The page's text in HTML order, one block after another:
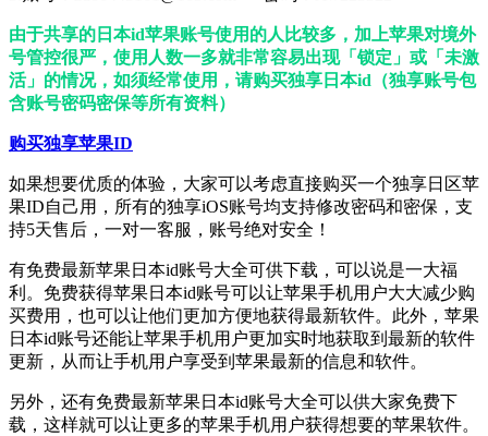
由于共享的日本id苹果账号使用的人比较多，加上苹果对境外
号管控很严，使用人数一多就非常容易出现「锁定」或「未激
活」的情况，如须经常使用，请购买独享日本id（独享账号包
含账号密码密保等所有资料）
购买独享苹果ID
如果想要优质的体验，大家可以考虑直接购买一个独享日区苹
果ID自己用，所有的独享iOS账号均支持修改密码和密保，支
持5天售后，一对一客服，账号绝对安全！
有免费最新苹果日本id账号大全可供下载，可以说是一大福
利。免费获得苹果日本id账号可以让苹果手机用户大大减少购
买费用，也可以让他们更加方便地获得最新软件。此外，苹果
日本id账号还能让苹果手机用户更加实时地获取到最新的软件
更新，从而让手机用户享受到苹果最新的信息和软件。
另外，还有免费最新苹果日本id账号大全可以供大家免费下
载，这样就可以让更多的苹果手机用户获得想要的苹果软件。